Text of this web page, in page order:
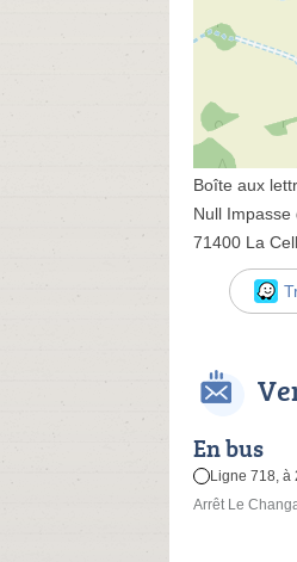
Boîte aux
Null Impasse
71400 La
En bus
Ligne 718, à
Arrêt Le